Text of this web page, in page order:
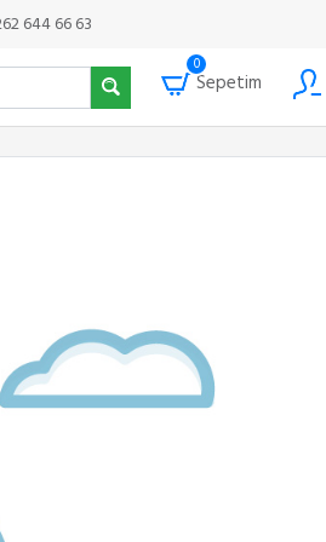
644 66 63
0
Sepetim